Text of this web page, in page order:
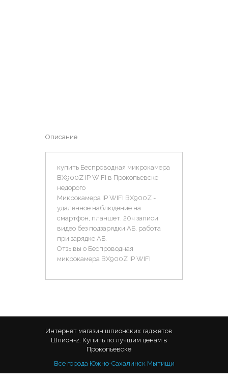
Описание
купить Беспроводная микрокамера
BX900Z IP WIFI в Прокопьевске
недорого
Микрокамера IP WIFI BX900Z -
удаленное наблюдение на
смартфон, планшет. 20ч записи
видео без подзарядки АБ, работа
при зарядке АБ.
Отзывы о Беспроводная
микрокамера BX900Z IP WIFI
Интернет магазин шпионских гаджетов
Шпион-z. Купить по лучшим ценам в
Прокопьевске
Все города Южно-Сахалинск Мытищи